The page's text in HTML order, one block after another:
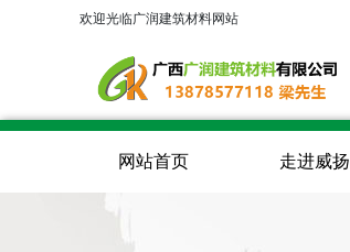
欢迎光临广润建筑材料网站
网站首页 走进威扬